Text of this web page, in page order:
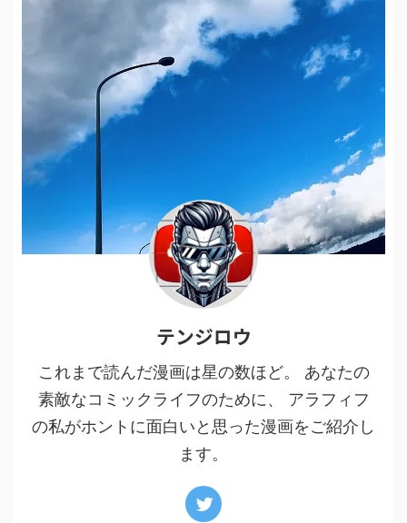
テンジロウ
これまで読んだ漫画は星の数ほど。 あなたの
素敵なコミックライフのために、 アラフィフ
の私がホントに面白いと思った漫画をご紹介し
ます。